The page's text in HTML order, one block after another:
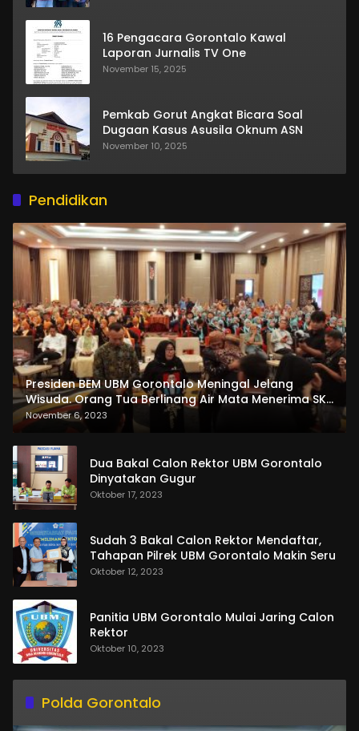
16 Pengacara Gorontalo Kawal
Laporan Jurnalis TV One
November 15, 2025
Pemkab Gorut Angkat Bicara Soal
Dugaan Kasus Asusila Oknum ASN
November 10, 2025
Pendidikan
Presiden BEM UBM Gorontalo Meningal Jelang
Wisuda. Orang Tua Berlinang Air Mata Menerima SKL
dan Pemasangan Salempang
November 6, 2023
Dua Bakal Calon Rektor UBM Gorontalo
Dinyatakan Gugur
Oktober 17, 2023
Sudah 3 Bakal Calon Rektor Mendaftar,
Tahapan Pilrek UBM Gorontalo Makin Seru
Oktober 12, 2023
Panitia UBM Gorontalo Mulai Jaring Calon
Rektor
Oktober 10, 2023
Polda Gorontalo